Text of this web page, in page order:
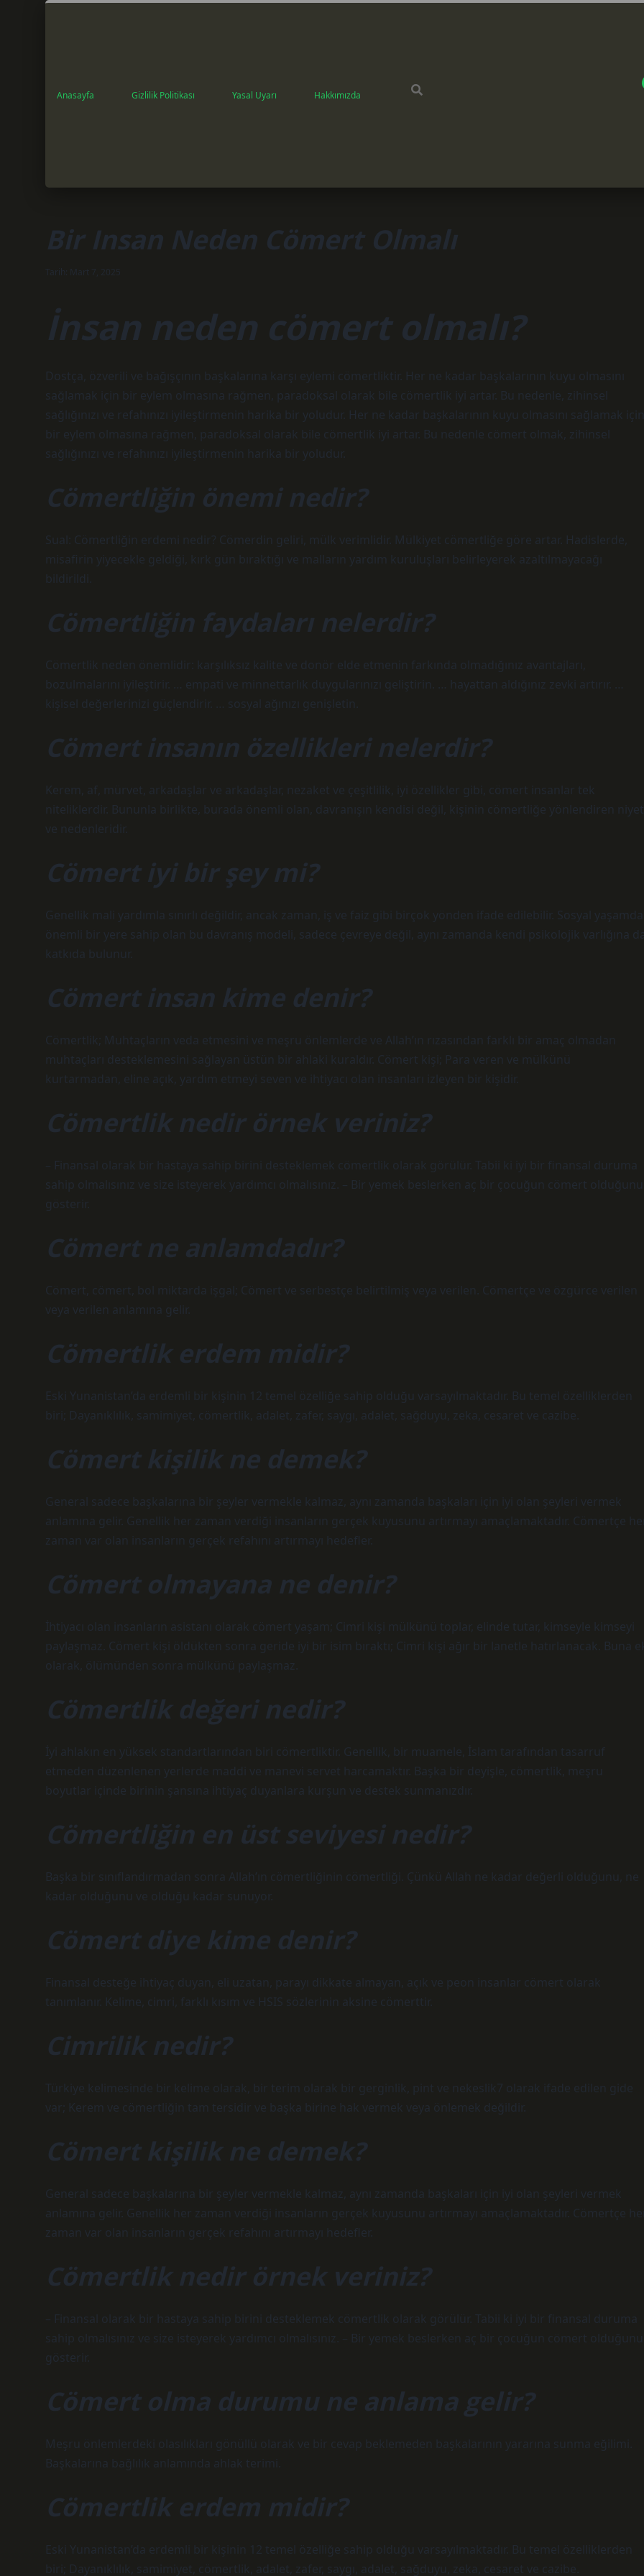
Anasayfa Gizlilik Politikası Yasal Uyarı Hakkımızda
Bir Insan Neden Cömert Olmalı
Tarih: Mart 7, 2025
İnsan neden cömert olmalı?
Dostça, özverili ve bağışçının başkalarına karşı eylemi cömertliktir. Her ne kadar başkalarının kuyu olmasını
sağlamak için bir eylem olmasına rağmen, paradoksal olarak bile cömertlik iyi artar. Bu nedenle, zihinsel
sağlığınızı ve refahınızı iyileştirmenin harika bir yoludur. Her ne kadar başkalarının kuyu olmasını sağlamak için
bir eylem olmasına rağmen, paradoksal olarak bile cömertlik iyi artar. Bu nedenle cömert olmak, zihinsel
sağlığınızı ve refahınızı iyileştirmenin harika bir yoludur.
Cömertliğin önemi nedir?
Sual: Cömertliğin erdemi nedir? Cömerdin geliri, mülk verimlidir. Mülkiyet cömertliğe göre artar. Hadislerde,
misafirin yiyecekle geldiği, kırk gün bıraktığı ve malların yardım kuruluşları belirleyerek azaltılmayacağı
bildirildi.
Cömertliğin faydaları nelerdir?
Cömertlik neden önemlidir: karşılıksız kalite ve donör elde etmenin farkında olmadığınız avantajları,
bozulmalarını iyileştirir. … empati ve minnettarlık duygularınızı geliştirin. … hayattan aldığınız zevki artırır. …
kişisel değerlerinizi güçlendirir. … sosyal ağınızı genişletin.
Cömert insanın özellikleri nelerdir?
Kerem, af, mürvet, arkadaşlar ve arkadaşlar, nezaket ve çeşitlilik, iyi özellikler gibi, cömert insanlar tek
niteliklerdir. Bununla birlikte, burada önemli olan, davranışın kendisi değil, kişinin cömertliğe yönlendiren niyet
ve nedenleridir.
Cömert iyi bir şey mi?
Genellik mali yardımla sınırlı değildir, ancak zaman, iş ve faiz gibi birçok yönden ifade edilebilir. Sosyal yaşamda
önemli bir yere sahip olan bu davranış modeli, sadece çevreye değil, aynı zamanda kendi psikolojik varlığına
katkıda bulunur.
Cömert insan kime denir?
Cömertlik; Muhtaçların veda etmesini ve meşru önlemlerde ve Allah’ın rızasından farklı bir amaç olmadan
muhtaçları desteklemesini sağlayan üstün bir ahlaki kuraldır. Cömert kişi; Para veren ve mülkünü
kurtarmadan, eline açık, yardım etmeyi seven ve ihtiyacı olan insanları izleyen bir kişidir.
Cömertlik nedir örnek veriniz?
– Finansal olarak bir hastaya sahip birini desteklemek cömertlik olarak görülür. Tabii ki iyi bir finansal duruma
sahip olmalısınız ve size isteyerek yardımcı olmalısınız. – Bir yemek beslerken aç bir çocuğun cömert olduğunu
gösterir.
Cömert ne anlamdadır?
Cömert, cömert, bol miktarda işgal; Cömert ve serbestçe belirtilmiş veya verilen. Cömertçe ve özgürce verilen
veya verilen anlamına gelir.
Cömertlik erdem midir?
Eski Yunanistan’da erdemli bir kişinin 12 temel özelliğe sahip olduğu varsayılmaktadır. Bu temel özelliklerden
biri; Dayanıklılık, samimiyet, cömertlik, adalet, zafer, saygı, adalet, sağduyu, zeka, cesaret ve cazibe.
Cömert kişilik ne demek?
General sadece başkalarına bir şeyler vermekle kalmaz, aynı zamanda başkaları için iyi olan şeyleri vermek
anlamına gelir. Genellik her zaman verdiği insanların gerçek kuyusunu artırmayı amaçlamaktadır. Cömertçe
zaman var olan insanların gerçek refahını artırmayı hedefler.
Cömert olmayana ne denir?
İhtiyacı olan insanların asistanı olarak cömert yaşam; Cimri kişi mülkünü toplar, elinde tutar, kimseyle kimseyi
paylaşmaz. Cömert kişi öldükten sonra geride iyi bir isim bıraktı; Cimri kişi ağır bir lanetle hatırlanacak. Buna
olarak, ölümünden sonra mülkünü paylaşmaz.
Cömertlik değeri nedir?
İyi ahlakın en yüksek standartlarından biri cömertliktir. Genellik, bir muamele, İslam tarafından tasarruf
etmeden düzenlenen yerlerde maddi ve manevi servet harcamaktır. Başka bir deyişle, cömertlik, meşru
boyutlar içinde birinin şansına ihtiyaç duyanlara kurşun ve destek sunmanızdır.
Cömertliğin en üst seviyesi nedir?
Başka bir sınıflandırmadan sonra Allah’ın cömertliğinin cömertliği. Çünkü Allah ne kadar değerli olduğunu, ne
kadar olduğunu ve olduğu kadar sunuyor.
Cömert diye kime denir?
Finansal desteğe ihtiyaç duyan, eli uzatan, parayı dikkate almayan, açık ve peon insanlar cömert olarak
tanımlanır. Kelime, cimri, farklı kısım ve HSIS sözlerinin aksine cömerttir.
Cimrilik nedir?
Türkiye kelimesinde bir kelime olarak, bir terim olarak bir gerginlik, pint ve nekeslik7 olarak ifade edilen gide
var; Kerem ve cömertliğin tam tersidir ve başka birine hak vermek veya önlemek değildir.
Cömert kişilik ne demek?
General sadece başkalarına bir şeyler vermekle kalmaz, aynı zamanda başkaları için iyi olan şeyleri vermek
anlamına gelir. Genellik her zaman verdiği insanların gerçek kuyusunu artırmayı amaçlamaktadır. Cömertçe
zaman var olan insanların gerçek refahını artırmayı hedefler.
Cömertlik nedir örnek veriniz?
– Finansal olarak bir hastaya sahip birini desteklemek cömertlik olarak görülür. Tabii ki iyi bir finansal duruma
sahip olmalısınız ve size isteyerek yardımcı olmalısınız. – Bir yemek beslerken aç bir çocuğun cömert olduğunu
gösterir.
Cömert olma durumu ne anlama gelir?
Meşru önlemlerdeki olasılıkları gönüllü olarak ve bir cevap beklemeden başkalarının yararına sunma eğilimi.
Başkalarına bağlılık anlamında ahlak terimi.
Cömertlik erdem midir?
Eski Yunanistan’da erdemli bir kişinin 12 temel özelliğe sahip olduğu varsayılmaktadır. Bu temel özelliklerden
biri; Dayanıklılık, samimiyet, cömertlik, adalet, zafer, saygı, adalet, sağduyu, zeka, cesaret ve cazibe.